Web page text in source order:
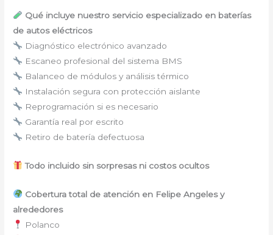
Qué incluye nuestro servicio especializado en baterías
de autos eléctricos
Diagnóstico electrónico avanzado
Escaneo profesional del sistema BMS
Balanceo de módulos y análisis térmico
Instalación segura con protección aislante
Reprogramación si es necesario
Garantía real por escrito
Retiro de batería defectuosa
Todo incluido sin sorpresas ni costos ocultos
Cobertura total de atención en Felipe Angeles y
alrededores
Polanco